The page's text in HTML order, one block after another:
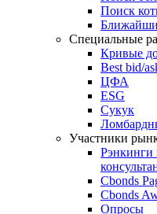
Облигации
Поиски
Поиск
Поиск
Поиск
Специальные
Кривые
Best bid/
ЦФА
ESG
Сукук
Участники
Рэнкинги